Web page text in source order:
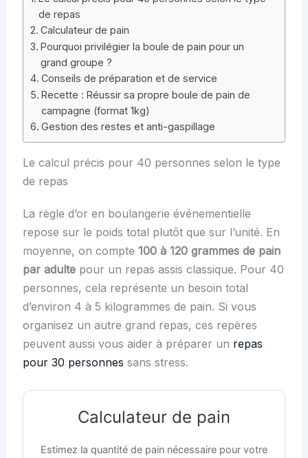
de repas
Calculateur de pain
Pourquoi privilégier la boule de pain pour un
grand groupe ?
Conseils de préparation et de service
Recette : Réussir sa propre boule de pain de
campagne (format 1kg)
Gestion des restes et anti-gaspillage
Le calcul précis pour 40 personnes selon le type
de repas
La règle d’or en boulangerie événementielle
repose sur le poids total plutôt que sur l’unité. En
moyenne, on compte 100 à 120 grammes de pain
par adultepour un repas assis classique. Pour 40
personnes, cela représente un besoin total
d’environ 4 à 5 kilogrammes de pain. Si vous
organisez un autre grand repas, ces repères
peuvent aussi vous aider à préparer un repas
pour 30 personnes sans stress.
Calculateur de pain
Estimez la quantité de pain nécessaire pour votre